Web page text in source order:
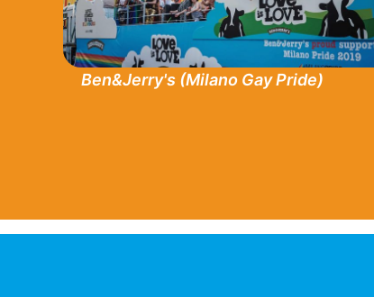
Ben&Jerry's (Milano Gay Pride)